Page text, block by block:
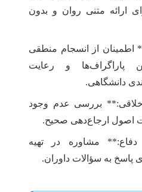
ارائه متنی روان و بدون
اطمینان از انسجام منطقی
پاراگراف‌ها و رعایت
دانشگاهی.
بررسی عدم وجود
اصول ارجاع‌دهی صحیح.
دفاع:** مشاوره در تهیه
پاسخ به سؤالات داوران.